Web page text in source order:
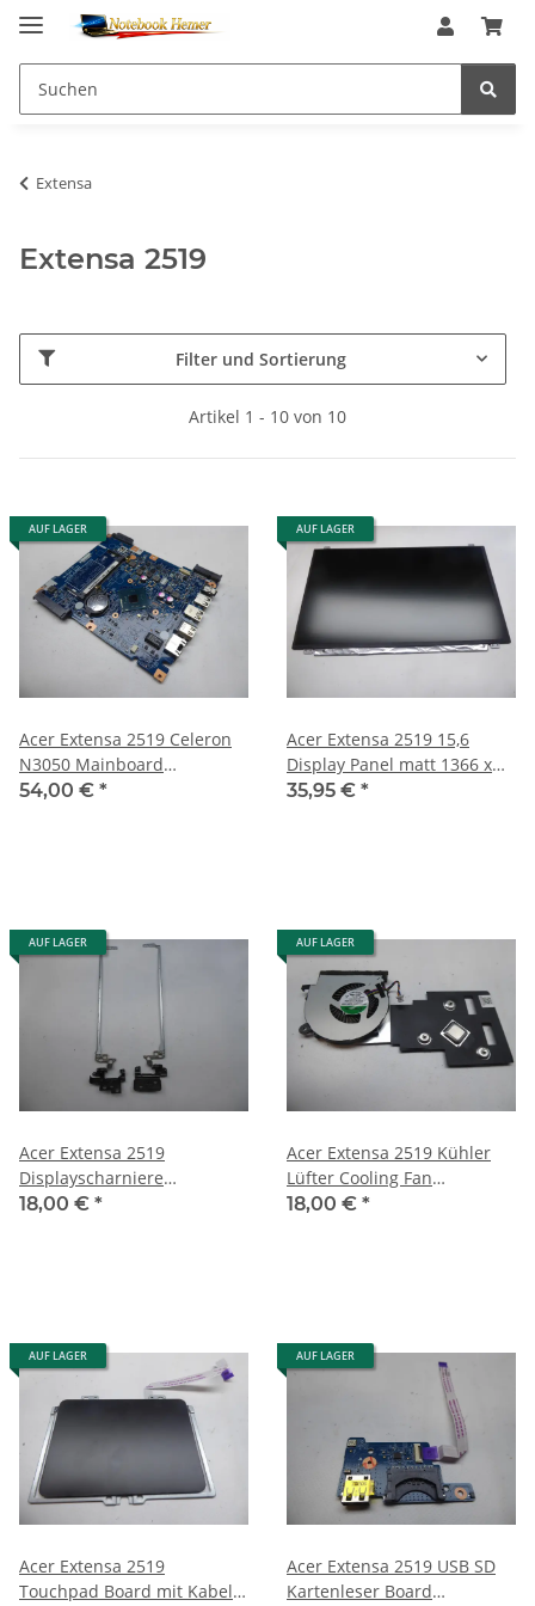
Extensa
Extensa 2519
Filter und Sortierung
Artikel 1 - 10 von 10
AUF LAGER
Acer Extensa 2519 Celeron
N3050 Mainboard
448.05302.0011 #5076
54,00 € *
AUF LAGER
Acer Extensa 2519 15,6
Display Panel matt 1366 x
768 30 Pin R
35,95 € *
AUF LAGER
Acer Extensa 2519
Displayscharniere
Scharniere Hinges L + R
18,00 € *
AUF LAGER
Acer Extensa 2519 Kühler
Lüfter Cooling Fan
15061301A01 #5076
18,00 € *
AUF LAGER
Acer Extensa 2519
Touchpad Board mit Kabel
AUF LAGER
Acer Extensa 2519 USB SD
Kartenleser Board